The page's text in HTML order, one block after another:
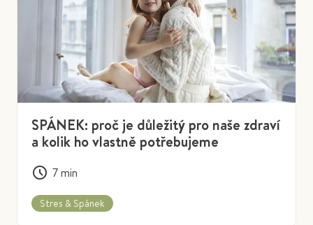
SPÁNEK: proč je důležitý pro naše zdraví
a kolik ho vlastně potřebujeme
7min
Stres & Spánek